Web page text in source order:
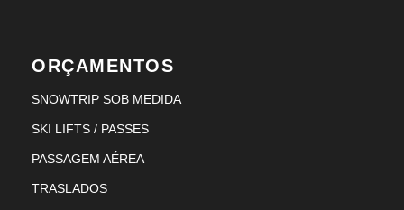
ORÇAMENTOS
SNOWTRIP SOB MEDIDA
SKI LIFTS / PASSES
PASSAGEM AÉREA
TRASLADOS